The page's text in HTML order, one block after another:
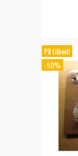
På tilbud!
-50%